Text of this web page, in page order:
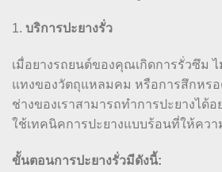
1. บริการปะยางรั่ว
เมื่อยางรถยนต์ของคุณเกิดการรั่วซึม
แทงของวัตถุแหลมคม หรือการสึกหร
ช่างของเราสามารถทำการปะยางได้
ใช้เทคนิคการปะยางแบบร้อนที่ให้คว
ขั้นตอนการปะยางรั่วมีดังนี้: